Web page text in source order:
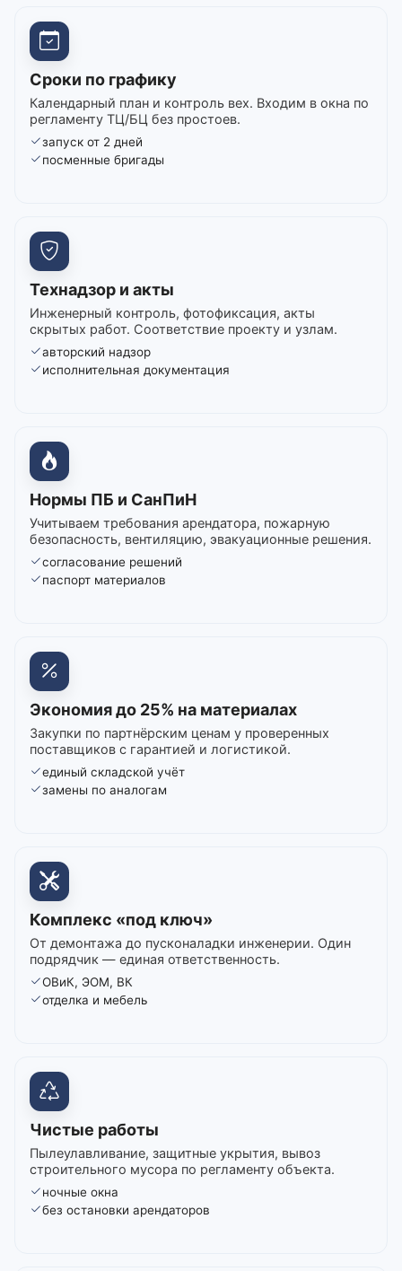
Сроки по графику
Календарный план и контроль вех. Входим в окна по
регламенту ТЦ/БЦ без простоев.
запуск от 2 дней
посменные бригады
Технадзор и акты
Инженерный контроль, фотофиксация, акты
скрытых работ. Соответствие проекту и узлам.
авторский надзор
исполнительная документация
Нормы ПБ и СанПиН
Учитываем требования арендатора, пожарную
безопасность, вентиляцию, эвакуационные решения.
согласование решений
паспорт материалов
Экономия до 25% на материалах
Закупки по партнёрским ценам у проверенных
поставщиков с гарантией и логистикой.
единый складской учёт
замены по аналогам
Комплекс «под ключ»
От демонтажа до пусконаладки инженерии. Один
подрядчик — единая ответственность.
ОВиК, ЭОМ, ВК
отделка и мебель
Чистые работы
Пылеулавливание, защитные укрытия, вывоз
строительного мусора по регламенту объекта.
ночные окна
без остановки арендаторов